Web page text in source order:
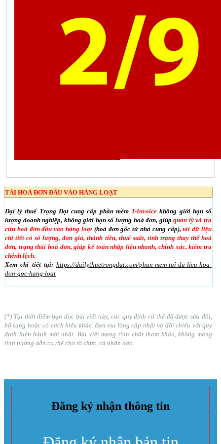
TẢI HOÁ ĐƠN ĐẦU VÀO HÀNG LOẠT
Đại lý thuế Trọng Đạt cung cấp phần mềm T-Invoice không giới hạn số
lượng doanh nghiệp, không giới hạn số lượng hoá đơn, giúpquản lý và tra
cứu hoá đơn đầu vào hàng loạt(hoá đơn gốc từ nhà cung cấp),tải dữ liệu
chi tiết có số lượng, đơn giá, thành tiền, thuế suất, tình trạng thay thế hoá
đơn, trạng thái hoá đơn, giúp kế toán nhập liệu nhanh, chính xác, kiểm tra
chênh lệch.
Xem chi tiết tại: https://dailythuetrongdat.com/phan-mem-tai-du-lieu-hoa-
don-goc-hang-loat
(*) Tại thời điểm bạn đọc bài viết này, các quy định có thể đã được sửa đổi,
bổ sung hoặc có cách hiểu khác. Bạn vui lòng cập nhật và đối chiếu với quy
định hiện hành mới nhất. Bài viết mang tính chất tham khảo, không mang
tính hướng dẫn cụ thể cho tổ chức, cá nhân nào.
Đăng ký nhận thông tin